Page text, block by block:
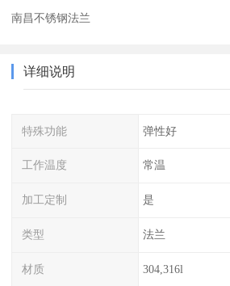
南昌不锈钢法兰
详细说明
特殊功能 弹性好
工作温度 常温
加工定制 是
类型 法兰
材质 304,316l